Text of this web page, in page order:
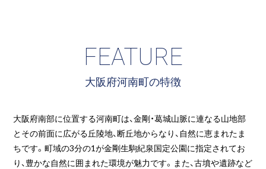
FEATURE
大阪府河南町の特徴
大阪府南部に位置する河南町は、金剛・葛城山脈に連なる山地部
とその前面に広がる丘陵地、断丘地からなり、自然に恵まれたま
ちです。町域の3分の1が金剛生駒紀泉国定公園に指定されてお
り、豊かな自然に囲まれた環境が魅力です。また、古墳や遺跡など